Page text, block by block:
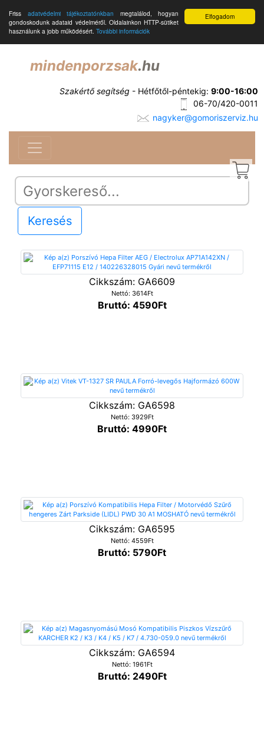
Elfogadom
Friss adatvédelmi tájékoztatónkban megtalálod, hogyan
gondoskodunk adataid védelméről. Oldalainkon HTTP-sütiket
használunk a jobb működésért. További információk
mindenporzsak.hu
Szakértő segítség - Hétfőtől-péntekig: 9:00-16:00
06-70/420-0011
nagyker@gomoriszerviz.hu
Keresés
Cikkszám: GA6609
Nettó: 3614Ft
Bruttó: 4590Ft
Cikkszám: GA6598
Nettó: 3929Ft
Bruttó: 4990Ft
Cikkszám: GA6595
Nettó: 4559Ft
Bruttó: 5790Ft
Cikkszám: GA6594
Nettó: 1961Ft
Bruttó: 2490Ft